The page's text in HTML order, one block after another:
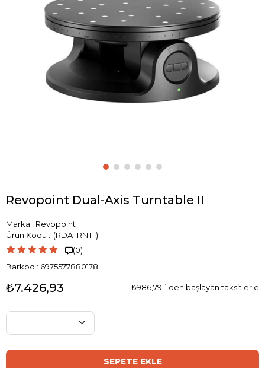
Revopoint Dual-Axis Turntable II
Marka : Revopoint
(RDATRNTII)
(0)
Barkod : 6975577880178
₺7.426,93 ₺986,79 `den başlayan taksitlerle